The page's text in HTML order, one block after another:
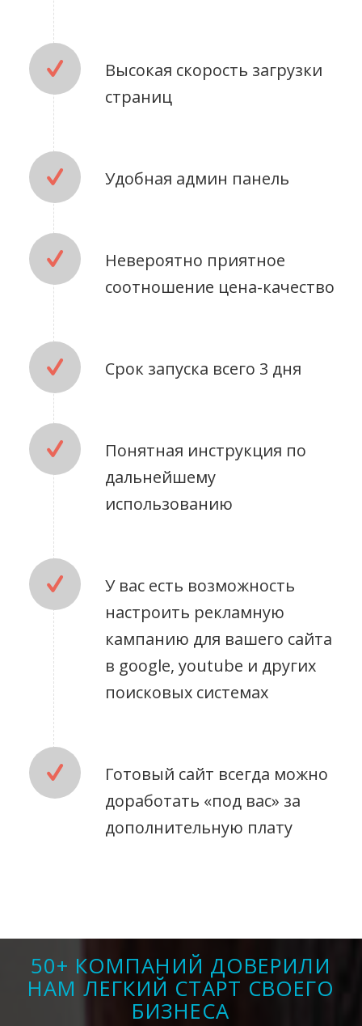
Высокая скорость загрузки
страниц
Удобная админ панель
Невероятно приятное
соотношение цена-качество
Срок запуска всего 3 дня
Понятная инструкция по
дальнейшему
использованию
У вас есть возможность
настроить рекламную
кампанию для вашего сайта
в google, youtube и других
поисковых системах
Готовый сайт всегда можно
доработать «под вас» за
дополнительную плату
50+ КОМПАНИЙ ДОВЕРИЛИ
НАМ ЛЕГКИЙ СТАРТ СВОЕГО
БИЗНЕСА